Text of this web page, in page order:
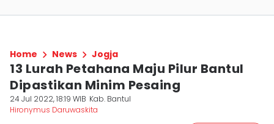
Home News Jogja
13 Lurah Petahana Maju Pilur Bantul
Dipastikan Minim Pesaing
24 Jul 2022, 18:19 WIB Kab. Bantul
Hironymus Daruwaskita